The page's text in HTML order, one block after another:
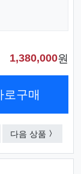
1,380,000원
로구매
코라이프 다채색 투
다음 상품 에코라